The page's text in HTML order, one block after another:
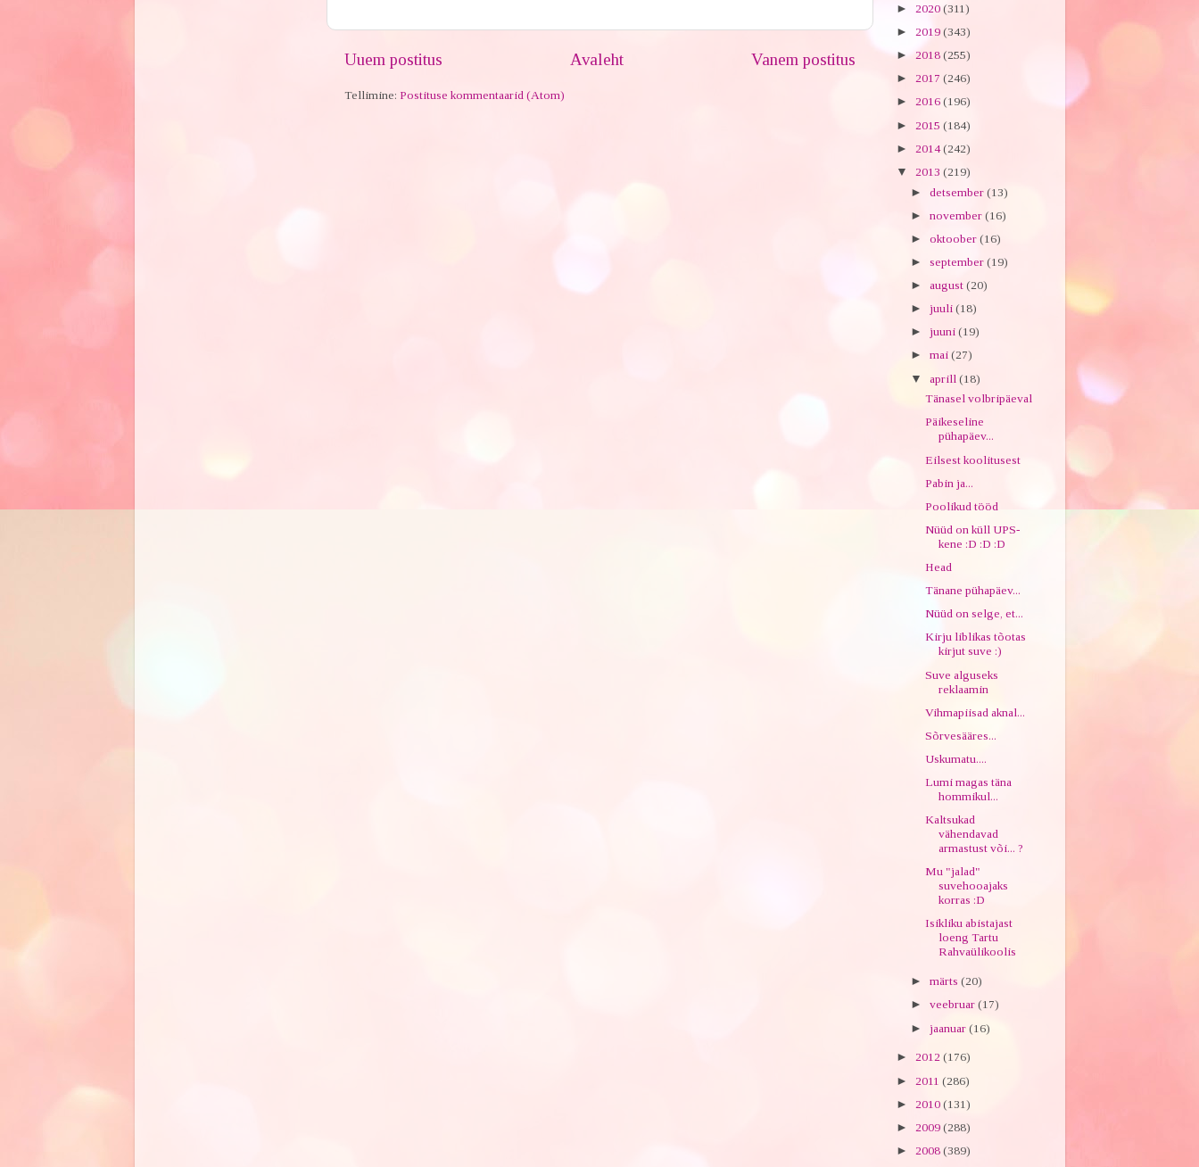
Uuem postitus Vanem postitus
Avaleht
Tellimine: Postituse kommentaarid (Atom)
► 2020 (311)
► 2019 (343)
► 2018 (255)
► 2017 (246)
► 2016 (196)
► 2015 (184)
► 2014(242)
▼ 2013 (219)
► detsember (13)
► november (16)
► oktoober (16)
► september (19)
► august (20)
► juuli (18)
► juuni (19)
► mai (27)
▼ aprill (18)
Tänasel volbripäeval
Päikeseline
pühapäev...
Eilsest koolitusest
Pabin ja...
Poolikud tööd
Nüüd on küll UPS-
kene :D :D :D
Head
Tänane pühapäev...
Nüüd on selge, et...
Kirju liblikas tõotas
kirjut suve :)
Suve alguseks
reklaamin
Vihmapiisad aknal...
Sõrvesääres...
Uskumatu....
Lumi magas täna
hommikul...
Kaltsukad
vähendavad
armastust või... ?
Mu "jalad"
suvehooajaks
korras :D
Isikliku abistajast
loeng Tartu
Rahvaülikoolis
► märts (20)
► veebruar (17)
► jaanuar (16)
► 2012 (176)
► 2011 (286)
► 2010 (131)
► 2009 (288)
► 2008 (389)